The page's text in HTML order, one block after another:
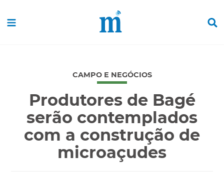
CAMPO E NEGÓCIOS
Produtores de Bagé
serão contemplados
com a construção de
microaçudes